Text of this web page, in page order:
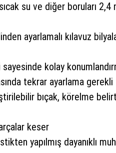
su ve diğer boruları 2,4
ayarlamalı kılavuz
kolay
tekrar ayarlama
bıçak, körelme
keser
yapılmış dayanıklı